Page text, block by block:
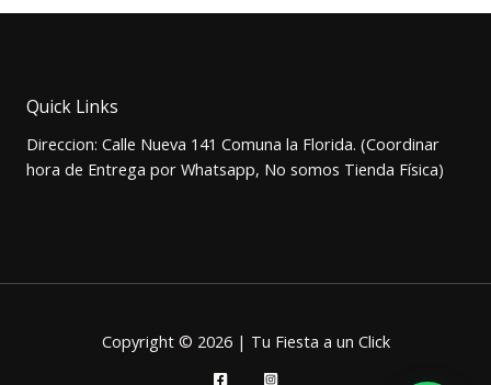
era:
es:
Quick Links
Direccion: Calle Nueva 141 Comuna la Florida. (Coordinar
hora de Entrega por Whatsapp, No somos Tienda Física)
Copyright © 2026 | Tu Fiesta a un Click